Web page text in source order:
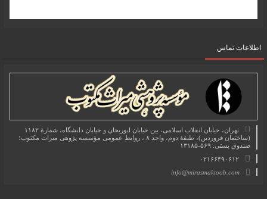
اطلاعات تماس
تهران، خیابان انقلاب اسلامی، بین خیابان ابوریحان و خیابان دانشگاه، شمارۀ ۱۱۸۲
(ساختمان فروردین)، طبقۀ دوم، واحد ۸ ، روابط عمومی مؤسسه پژوهی میراث مکتوب؛
صندوق پستی: ۵۶۹-۱۳۱۸۵
۰۲۱۶۶۴۹۰۶۱۲
info@mirasmaktoob.com